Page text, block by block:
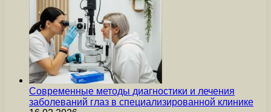
Современные методы диагностики и лечения
заболеваний глаз в специализированной клинике